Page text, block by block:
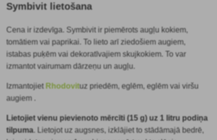
Symbivit lietošana
Cena ir izdevīga. Symbivit ir piemērots augļu kokiem,
tomātiem vai paprikai. To lieto arī ziedošiem augiem,
istabas puķēm vai dekoratīvajiem skujkokiem. To var
izmantot vairumam dārzeņu un augļu.
Izmantojiet Rhodovituz priedēm, eglēm, eglēm vai viršu
augiem .
Lietojiet vienu pievienoto mērcīti (15 g) uz 1 litru podiņa
tilpuma. Lietojot uz augsnes, izklājiet to stādāmajā bedrē,